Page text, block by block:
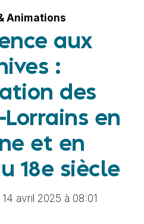
Animations
aux
:
des
en
et en
18e siècle
avril 2025 à 08:01